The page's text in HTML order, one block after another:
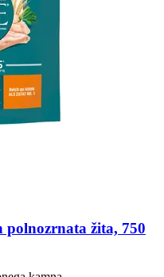
polnozrnata žita, 750